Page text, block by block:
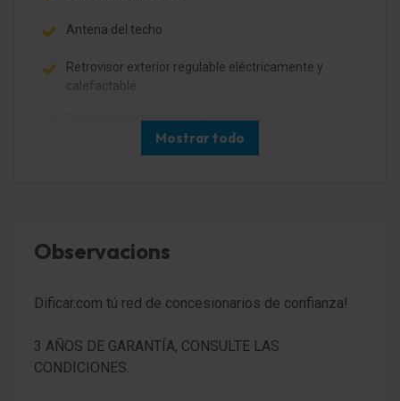
Antena del techo
Retrovisor exterior regulable eléctricamente y
calefactable
Retrovisor exterior color carrocería
Intermitente en Retrovisor exterior integrad.
Luz de día
Limpialuneta trasera
Mostrar todo
Observacions
Dificar.com tú red de concesionarios de confianza!
3 AÑOS DE GARANTÍA, CONSULTE LAS
CONDICIONES.